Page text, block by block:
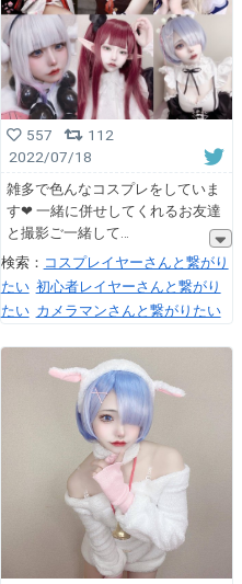
557
112
2022/07/18
雑多で色んなコスプレをしていま
す❤︎ 一緒に併せしてくれるお友達
と撮影ご一緒して
検索： コスプレイヤーさんと繋がり
たい 初心者レイヤーさんと繋がり
たい カメラマンさんと繋がりたい